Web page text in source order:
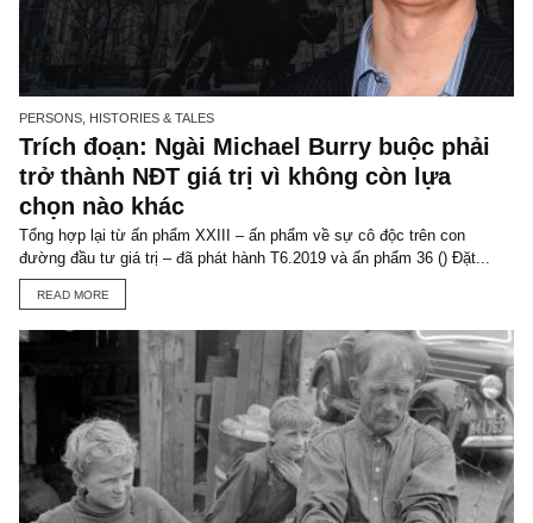
STOCK ANALYSIS
ACB: Chất lượng và giá cả
Có thể nói, NHTMCP Á Châu (HNX: ACB) là một trong những
hàng tư nhân được đánh giá rộng rãi về chất lượng tài sản tốt
đồng thời...
READ MORE